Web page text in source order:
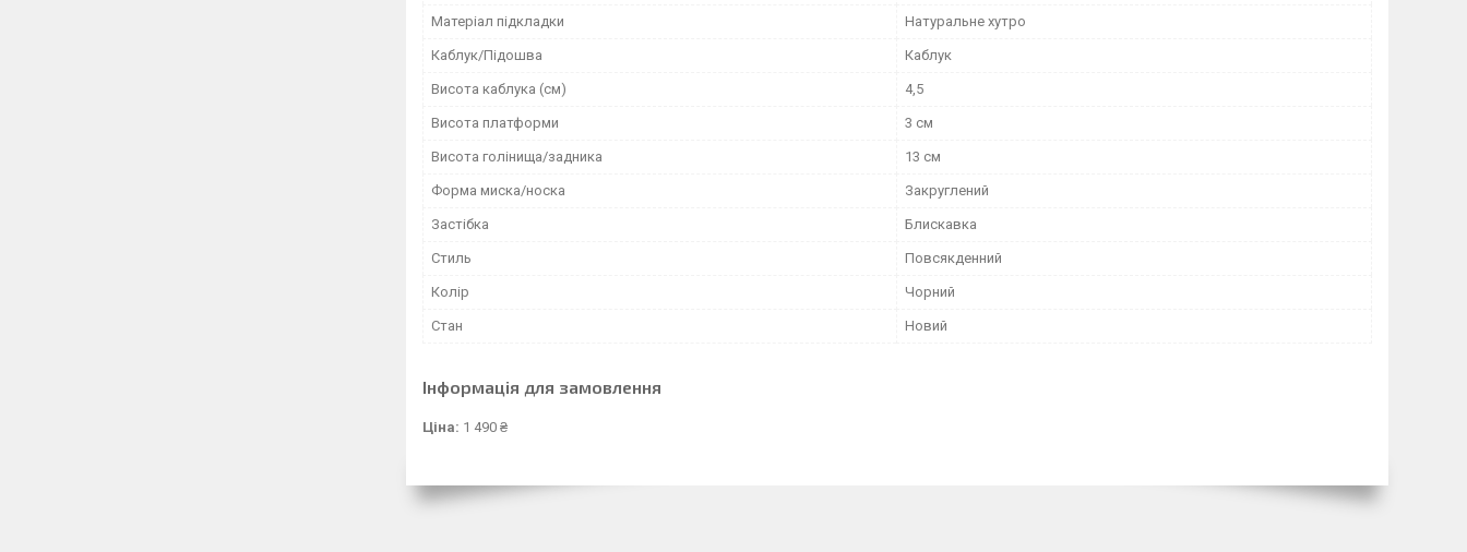
Матеріал підкладки Натуральне хутро
Каблук/Підошва Каблук
Висота каблука (см) 4,5
Висота платформи 3 см
Висота голінища/задника 13 см
Форма миска/носка Закруглений
Застібка Блискавка
Стиль Повсякденний
Колір Чорний
Стан Новий
Інформація для замовлення
Ціна: 1 490 ₴